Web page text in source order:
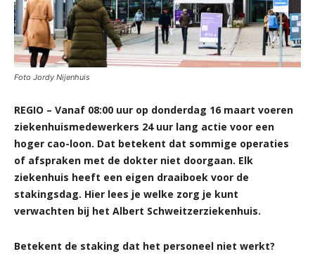
Foto Jordy Nijenhuis
REGIO – Vanaf 08:00 uur op donderdag 16 maart voeren
ziekenhuismedewerkers 24 uur lang actie voor een
hoger cao-loon. Dat betekent dat sommige operaties
of afspraken met de dokter niet doorgaan. Elk
ziekenhuis heeft een eigen draaiboek voor de
stakingsdag. Hier lees je welke zorg je kunt
verwachten bij het Albert Schweitzerziekenhuis.
Betekent de staking dat het personeel niet werkt?